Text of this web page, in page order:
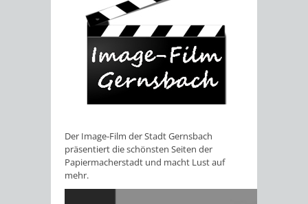
Der Image-Film der Stadt Gernsbach
präsentiert die schönsten Seiten der
Papiermacherstadt und macht Lust auf
mehr.